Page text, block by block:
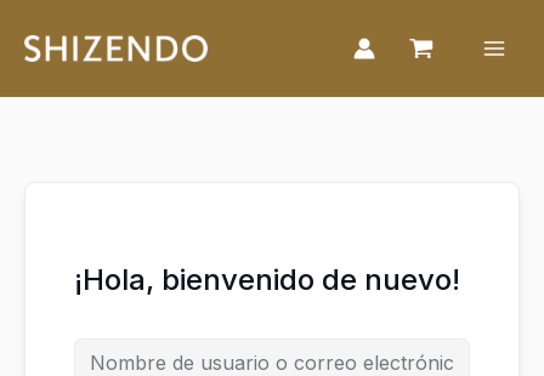
¡Hola, bienvenido de nuevo!